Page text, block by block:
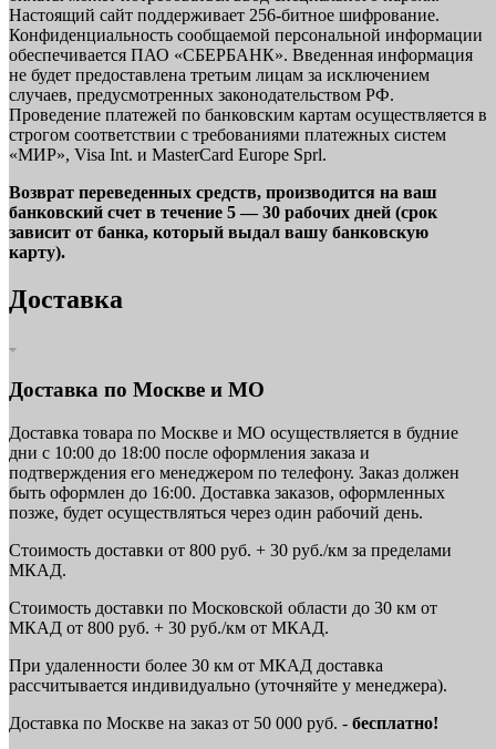
Настоящий сайт поддерживает 256-битное шифрование.
Конфиденциальность сообщаемой персональной информации
обеспечивается ПАО «СБЕРБАНК». Введенная информация
не будет предоставлена третьим лицам за исключением
случаев, предусмотренных законодательством РФ.
Проведение платежей по банковским картам осуществляется в
строгом соответствии с требованиями платежных систем
«МИР», Visa Int. и MasterCard Europe Sprl.
Возврат переведенных средств, производится на ваш
банковский счет в течение 5 — 30 рабочих дней (срок
зависит от банка, который выдал вашу банковскую
карту).
Доставка
Доставка по Москве и МО
Доставка товара по Москве и МО осуществляется в будние
дни с 10:00 до 18:00 после оформления заказа и
подтверждения его менеджером по телефону. Заказ должен
быть оформлен до 16:00. Доставка заказов, оформленных
позже, будет осуществляться через один рабочий день.
Стоимость доставки от 800 руб. + 30 руб./км за пределами
МКАД.
Стоимость доставки по Московской области до 30 км от
МКАД от 800 руб. + 30 руб./км от МКАД.
При удаленности более 30 км от МКАД доставка
рассчитывается индивидуально (уточняйте у менеджера).
Доставка по Москве на заказ от 50 000 руб. - бесплатно!